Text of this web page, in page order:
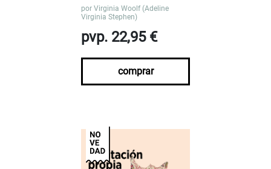
por Virginia Woolf (Adeline
Virginia Stephen)
pvp. 22,95 €
comprar